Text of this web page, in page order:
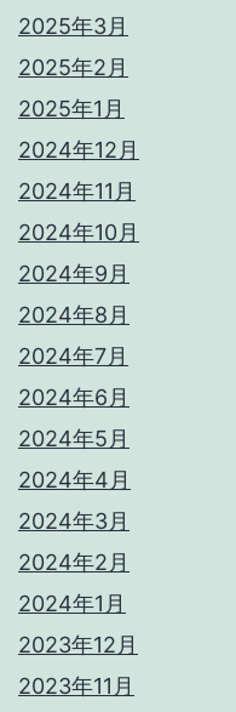
2025年3月
2025年2月
2025年1月
2024年12月
2024年11月
2024年10月
2024年9月
2024年8月
2024年7月
2024年6月
2024年5月
2024年4月
2024年3月
2024年2月
2024年1月
2023年12月
2023年11月